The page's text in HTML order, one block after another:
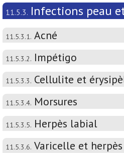
11.5.3. Infections peau
11.5.3.1. Acné
11.5.3.2. Impétigo
11.5.3.3. Cellulite et
11.5.3.4. Morsures
11.5.3.5. Herpès labial
11.5.3.6. Varicelle et